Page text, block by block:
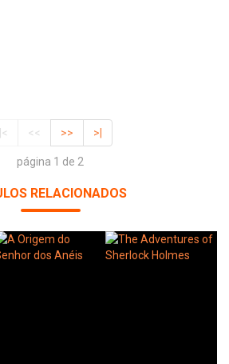
|< << >> >|
página 1 de 2
RELACIONADOS